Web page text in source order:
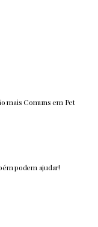
mais Comuns em Pet
podem ajudar!